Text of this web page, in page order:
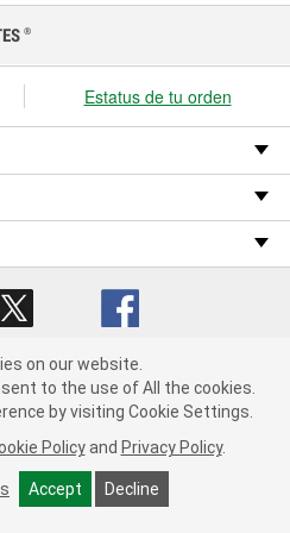
By clicking "Accept", you consent
All the cookies.
by visiting Cookie Settings.
Policy and Privacy Policy.
Accept Decline
®
Estatus de tu orden
Parts v OST_3.2.0.0.729 (3) cv1361
en las cadenas de suministro
on our website.
to the use of All the cookies.
by visiting Cookie Settings.
Policy and Privacy Policy.
Accept Decline